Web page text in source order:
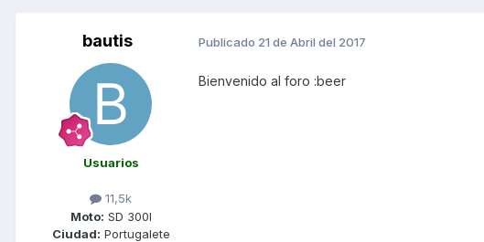
bautis
Usuarios
11,5k
Moto: SD 300I
Ciudad: Portugalete
Publicado 21 de Abril del 2017
Bienvenido al foro :beer